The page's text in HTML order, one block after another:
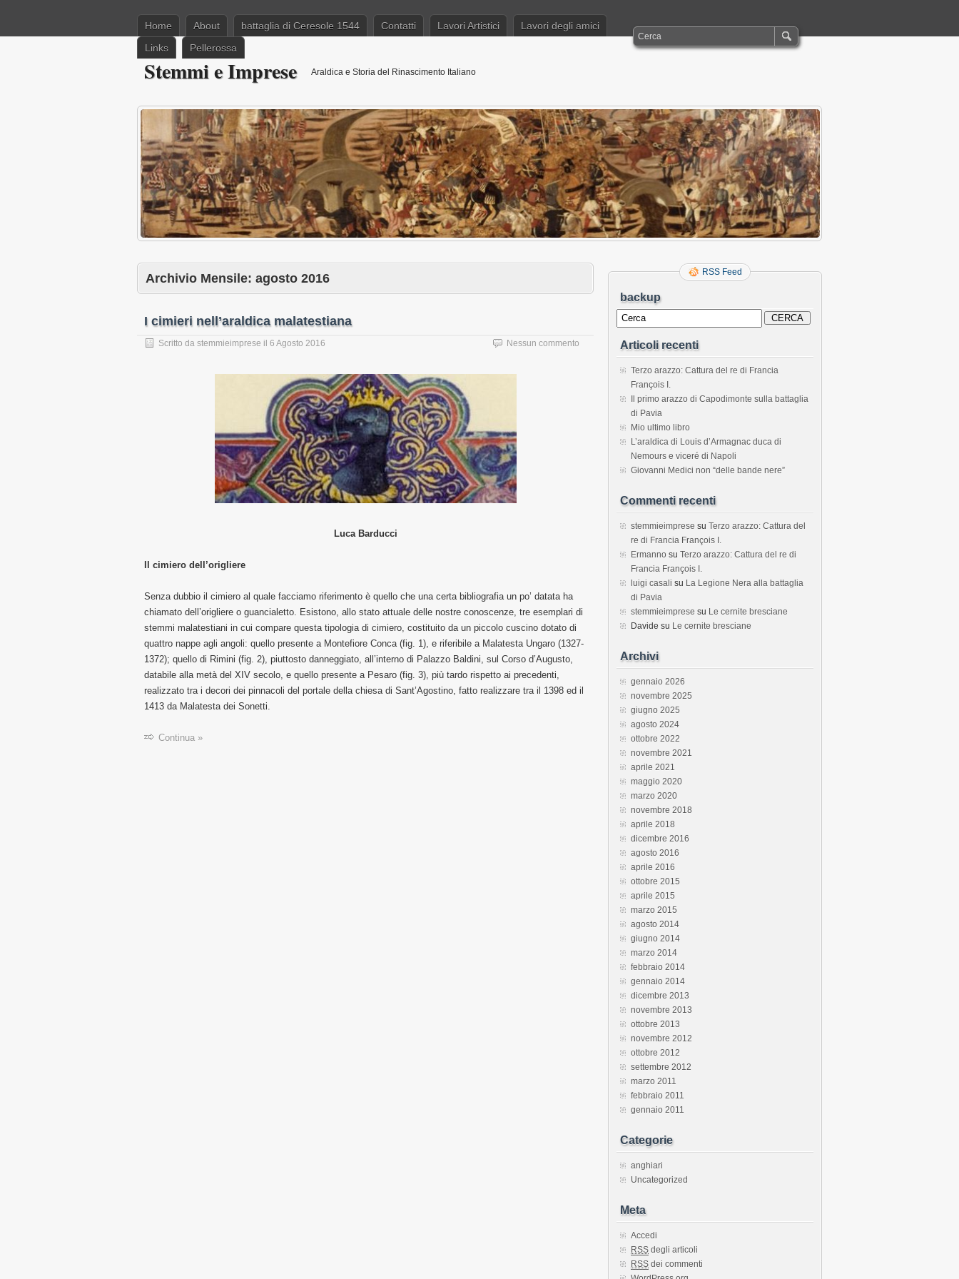
Home About battaglia di Ceresole 1544 Contatti Lavori Artistici
Lavori degli amici
Links
Pellerossa
Stemmi e Imprese Araldica e Storia del Rinascimento Italiano
Archivio Mensile: agosto 2016
I cimieri nell’araldica malatestiana
Scritto da stemmieimprese il 6 Agosto 2016 Nessun commento
Luca Barducci
Il cimiero dell’origliere
Senza dubbio il cimiero al quale facciamo riferimento è quello che una certa bibliografia un po’ datata ha
chiamato dell’origliere o guancialetto. Esistono, allo stato attuale delle nostre conoscenze, tre esemplari di
stemmi malatestiani in cui compare questa tipologia di cimiero, costituito da un piccolo cuscino dotato di
quattro nappe agli angoli: quello presente a Montefiore Conca (fig. 1), e riferibile a Malatesta Ungaro (1327-
1372); quello di Rimini (fig. 2), piuttosto danneggiato, all’interno di Palazzo Baldini, sul Corso d’Augusto,
databile alla metà del XIV secolo, e quello presente a Pesaro (fig. 3), più tardo rispetto ai precedenti,
realizzato tra i decori dei pinnacoli del portale della chiesa di Sant’Agostino, fatto realizzare tra il 1398 ed il
1413 da Malatesta dei Sonetti.
Continua »
RSS Feed
backup
Articoli recenti
Terzo arazzo: Cattura del re di Francia
François I.
Il primo arazzo di Capodimonte sulla battaglia
di Pavia
Mio ultimo libro
L’araldica di Louis d’Armagnac duca di
Nemours e viceré di Napoli
Giovanni Medici non “delle bande nere”
Commenti recenti
stemmieimprese su Terzo arazzo: Cattura del
re di Francia François I.
Ermanno su Terzo arazzo: Cattura del re di
Francia François I.
luigi casali su La Legione Nera alla battaglia
di Pavia
stemmieimprese su Le cernite bresciane
Davide su Le cernite bresciane
Archivi
gennaio 2026
novembre 2025
giugno 2025
agosto 2024
ottobre 2022
novembre 2021
aprile 2021
maggio 2020
marzo 2020
novembre 2018
aprile 2018
dicembre 2016
agosto 2016
aprile 2016
ottobre 2015
aprile 2015
marzo 2015
agosto 2014
giugno 2014
marzo 2014
febbraio 2014
gennaio 2014
dicembre 2013
novembre 2013
ottobre 2013
novembre 2012
ottobre 2012
settembre 2012
marzo 2011
febbraio 2011
gennaio 2011
Categorie
anghiari
Uncategorized
Meta
Accedi
RSS degli articoli
RSS dei commenti